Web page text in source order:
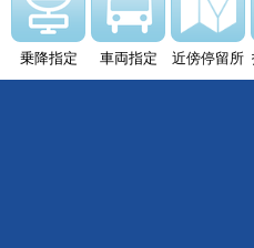
乗降指定 車両指定 近傍停留所